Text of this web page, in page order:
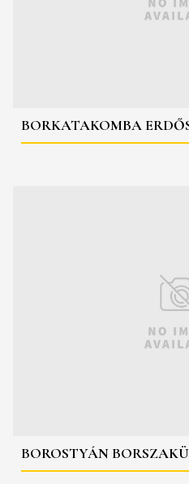
BORKATAKOMBA
BOROSTYÁN